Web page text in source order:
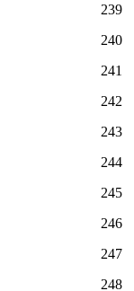
239
240
241
242
243
244
245
246
247
248